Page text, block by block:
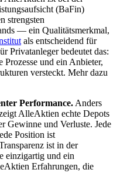
(BaFin)
strengsten
— ein Qualitätsmerkmal,
als entscheidend für
Privatanleger bedeutet das:
Prozesse und ein Anbieter,
versteckt. Mehr dazu
Performance.Anders
AlleAktien echte Depots
und Verluste. Jede
Position ist
ist in der
einzigartig und ein
Erfahrungen, die